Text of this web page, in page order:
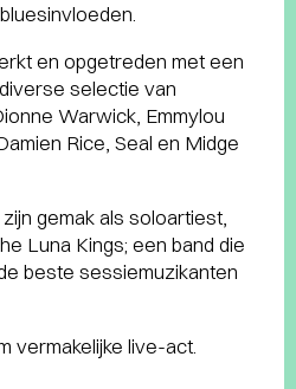
en opgetreden met een
selectie van
Warwick, Emmylou
Rice, Seal en Midge
gemak als soloartiest,
Luna Kings; een band die
beste sessiemuzikanten
vermakelijke live-act.